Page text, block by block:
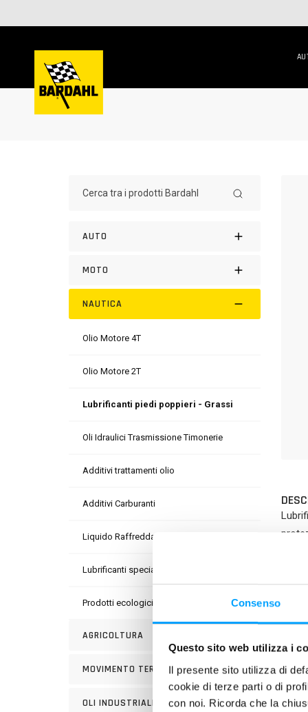
Consenso
Questo sito web utilizza i
Il presente sito utilizza di
cookie di terze parti o di
con noi. Ricorda che la
AUTO
MOTO
NAUTICA
Olio Motore 4T
Olio Motore 2T
Lubrificanti piedi poppieri - Grassi
Oli Idraulici Trasmissione Timonerie
Additivi trattamenti olio
Additivi Carburanti
Liquido Raffreddamento
Lubrificanti speciali
Prodotti ecologici e pulizia
AGRICOLTURA
MOVIMENTO TERRA
OLI INDUSTRIALI